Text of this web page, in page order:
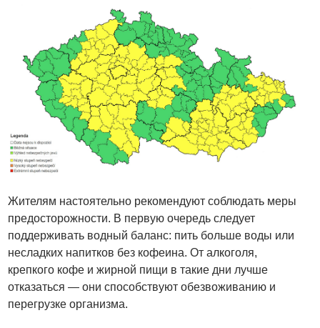
Жителям настоятельно рекомендуют соблюдать меры
предосторожности. В первую очередь следует
поддерживать водный баланс: пить больше воды или
несладких напитков без кофеина. От алкоголя,
крепкого кофе и жирной пищи в такие дни лучше
отказаться — они способствуют обезвоживанию и
перегрузке организма.